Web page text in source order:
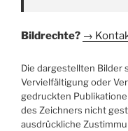
Bildrechte? →
Die dargestellten Bilder
Vervielfältigung oder
gedruckten
des Zeichners nicht
ausdrückliche